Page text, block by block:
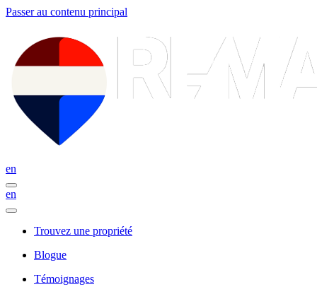
Passer au contenu principal
en
en
Trouvez une propriété
Blogue
Témoignages